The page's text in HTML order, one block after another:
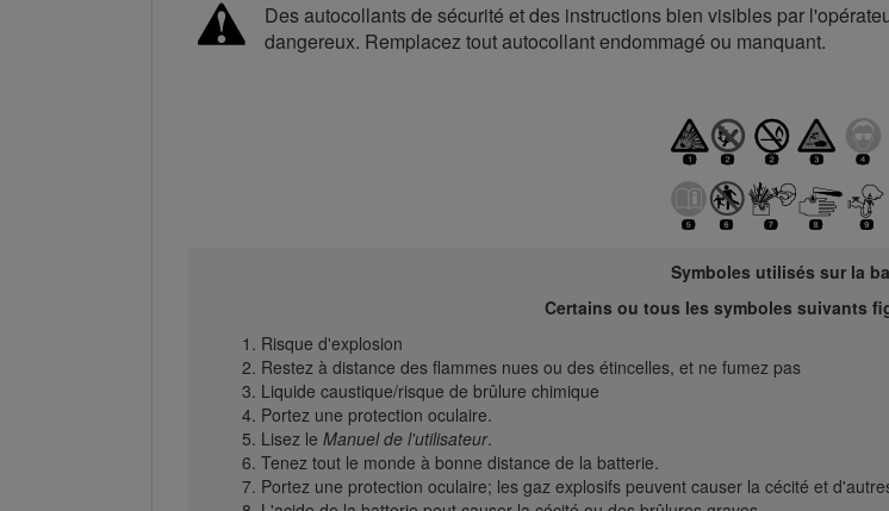
Des autocollants de sécurité et des instructions bien visibles par
dangereux. Remplacez tout autocollant endommagé ou manquant.
Symboles utilisés sur la
Certains ou tous les symboles suivants
Risque d'explosion
Restez à distance des flammes nues ou des étincelles, et ne fumez pas
Liquide caustique/risque de brûlure chimique
Portez une protection oculaire.
Lisez le Manuel de l'utilisateur.
Tenez tout le monde à bonne distance de la batterie.
Portez une protection oculaire; les gaz explosifs peuvent causer la cécité et